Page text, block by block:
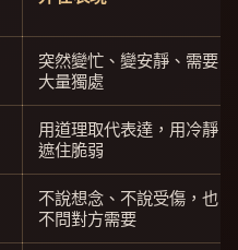
突然變忙、變安靜、需要
大量獨處
用道理取代表達，用冷靜
遮住脆弱
不說想念、不說受傷，也
不問對方需要